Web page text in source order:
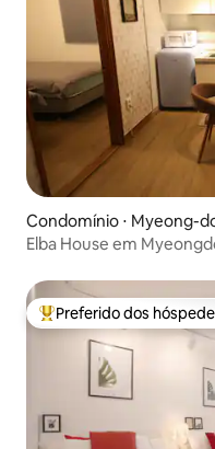
Condomínio ⋅ Myeong-
Elba House em
Entre os melhores
Preferido dos